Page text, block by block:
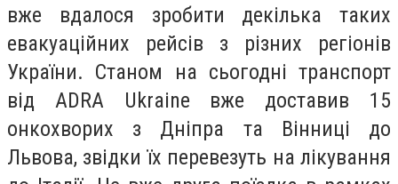
вже вдалося зробити декілька таких
евакуаційних рейсів з різних регіонів
України. Станом на сьогодні транспорт
від ADRA Ukraine вже доставив 15
онкохворих з Дніпра та Вінниці до
Львова, звідки їх перевезуть на лікування